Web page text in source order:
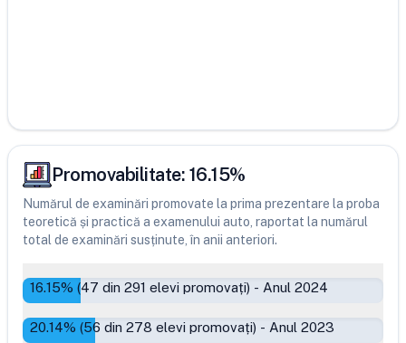
Promovabilitate: 16.15%
Numărul de examinări promovate la prima prezentare la proba
teoretică și practică a examenului auto, raportat la numărul
total de examinări susținute, în anii anteriori.
16.15% (47 din 291 elevi promovați) - Anul 2024
20.14% (56 din 278 elevi promovați) - Anul 2023